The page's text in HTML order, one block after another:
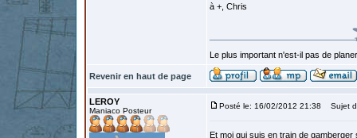
à +, Chris
Le plus important n'est-il pas de
Revenir en haut de page
LEROY
Maniaco Posteur
Posté le: 16/02/2012 21:38 Sujet
Et moi qui suis en train de